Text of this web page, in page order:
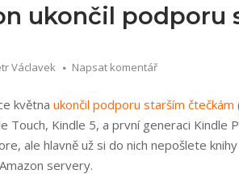
ukončil podporu
Václavek Napsat komentář
května ukončil podporu starším čtečkám
Touch, Kindle 5, a první generaci
ale hlavně už si do nich nepošlete
servery.